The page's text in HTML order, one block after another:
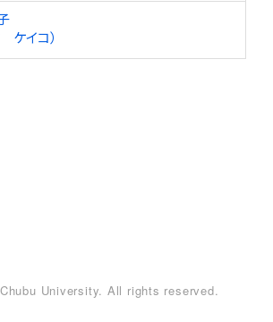
ケイコ）
University. All rights reserved.